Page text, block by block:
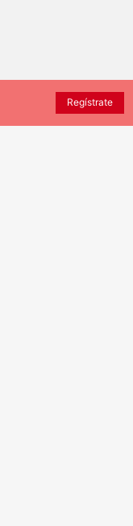
AÑADIR A LA BOLSA
Regístrate